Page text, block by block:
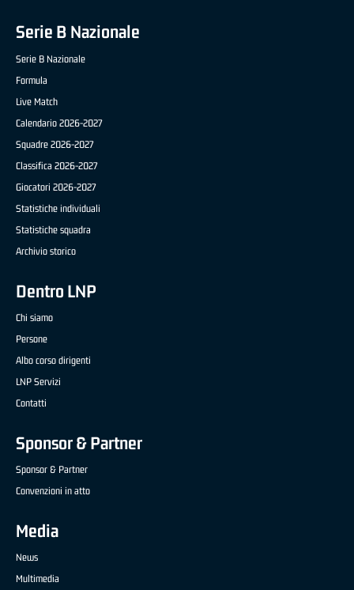
Serie B Nazionale
Serie B Nazionale
Formula
Live Match
Calendario 2026-2027
Squadre 2026-2027
Classifica 2026-2027
Giocatori 2026-2027
Statistiche individuali
Statistiche squadra
Archivio storico
Dentro LNP
Chi siamo
Persone
Albo corso dirigenti
LNP Servizi
Contatti
Sponsor & Partner
Sponsor & Partner
Convenzioni in atto
Media
News
Multimedia